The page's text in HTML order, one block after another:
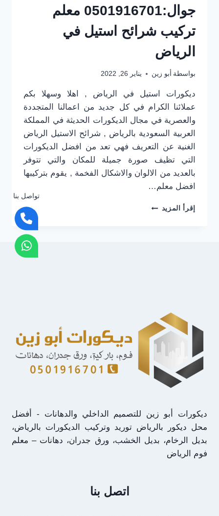
جوال:0501916701 معلم
تركيب شرائح استيل في
الرياض
بواسطة أبو زين يناير 26, 2022
ديكورات استيل في الرياض , اهلا وسهلا بكم
عملائنا الكرام في كل جديد من اعمالنا المتجددة
والعصرية في مجال الديكورات الحديثة في المملكة
العربية السعودية بالرياض , شرائح الاستيل الرياض
الغنية عن التعريف فهي تعد من افضل الديكورات
التي تظيف صورة جميلة للمكان والتي تتوفر
بالعديد من الالوان والاشكال الفخمة , يقوم بتركيبها
افضل معلم…
إقرأ المزيد ديكورات
ديكورات أبو زين للتصميم الداخلي والدهانات - أفضل
محل ديكور بالرياض توريد وتركيب الديكورات بالرياض،
بديل الرخام، بديل الخشب، ورق جدران، دهانات – معلم
فوم الرياض
اتصل بنا
تواصل بنا